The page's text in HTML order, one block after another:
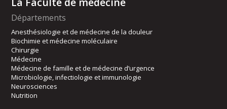
Départements
Anesthésiologie et de médecine de la douleur
Biochimie et médecine moléculaire
Chirurgie
Médecine
Médecine de famille et de médecine d’urgence
Microbiologie, infectiologie et immunologie
Neurosciences
Nutrition